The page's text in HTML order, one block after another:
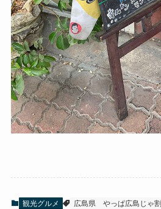
観光グルメ 広島県 やっぱ広島じゃ割